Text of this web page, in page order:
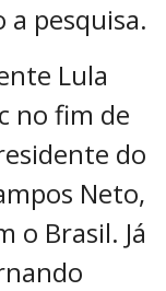
pesquisa.
Lula
no fim de
do
Neto,
o Brasil. Já